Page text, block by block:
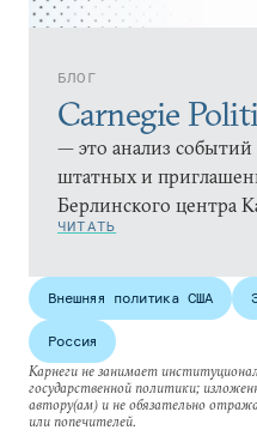
БЛОГ
Carnegie
— это анализ
штатных и
Берлинского центра
ЧИТАТЬ
Внешняя политика США
Россия
Карнеги не занимает
государственной политики;
автору(ам) и не обязательно
или попечителей.